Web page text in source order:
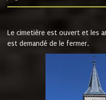
Le cimetière est ouvert et les
est demandé de le fermer.